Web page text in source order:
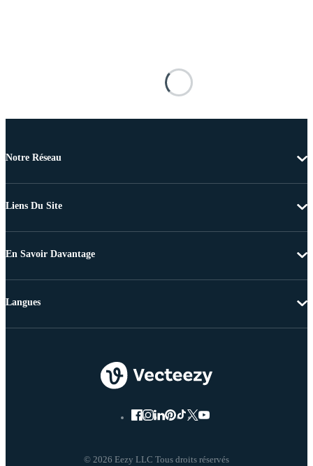
Notre Réseau
Liens Du Site
En Savoir Davantage
© 2026 Eezy LLC Tous droits réservés
Langues